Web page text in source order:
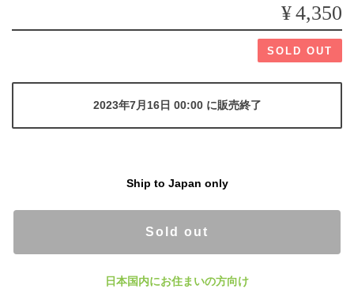
¥4,350
SOLD OUT
2023年7月16日 00:00 に販売終了
Ship to Japan only
Sold out
日本国内にお住まいの方向け